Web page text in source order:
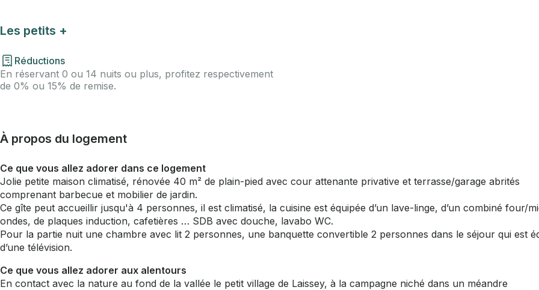
Les petits +
Réductions
En réservant 0 ou 14 nuits ou plus, profitez respectivement
de 0% ou 15% de remise.
À propos du logement
Ce que vous allez adorer dans ce logement
Jolie petite maison climatisé, rénovée 40 m² de plain-pied avec cour attenante privative et terrasse/garage abrités
comprenant barbecue et mobilier de jardin.
Ce gîte peut accueillir jusqu'à 4 personnes, il est climatisé, la cuisine est équipée d’un lave-linge, d’un combiné four/
ondes, de plaques induction, cafetières … SDB avec douche, lavabo WC.
Pour la partie nuit une chambre avec lit 2 personnes, une banquette convertible 2 personnes dans le séjour qui est
d’une télévision.
Ce que vous allez adorer aux alentours
En contact avec la nature au fond de la vallée le petit village de Laissey, à la campagne niché dans un méandre